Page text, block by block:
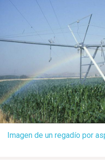
Imagen de un regadío por